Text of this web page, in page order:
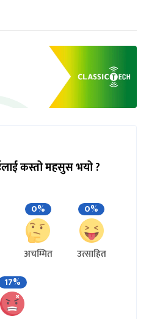
कस्तो महसुस भयो ?
0%
अचम्मित
0%
उत्साहित
17%